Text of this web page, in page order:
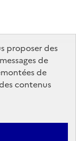
proposer des
de
de
contenus
Politique